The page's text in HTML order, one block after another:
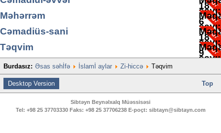
18
6
Məhərrəm
18
Cəmadiüs-sani
9
Təqvim
Burdasız: Əsas səhİfə İslamİ aylar Zi-hiccə Təqvim
Desktop Version Top
Sibtəyn Beynəlxalq Müəssisəsi
Tel: +98 25 37703330 Faks: +98 25 37706238 E-poçt: sibtayn@sibtayn.com